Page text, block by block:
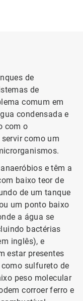
de
de
comum em
condensada e
com o
como um
e têm a
baixo teor de
de um tanque
um ponto baixo
a água se
bactérias
inglês), e
estar presentes
sulfureto de
peso molecular
corroer ferro e